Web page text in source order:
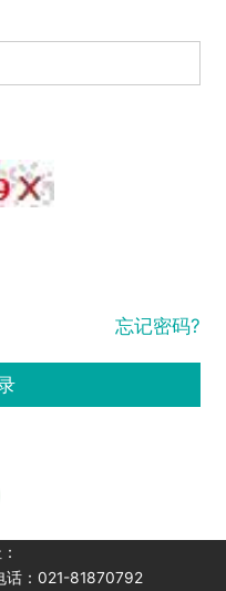
忘记密码?
话：021-81870792